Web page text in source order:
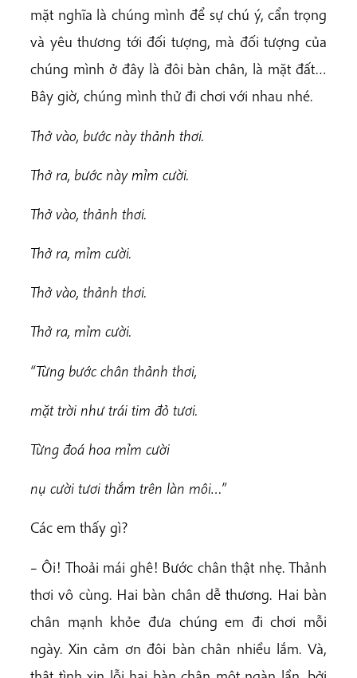
mặt nghĩa là chúng mình để sự chú ý, cẩn trọng
và yêu thương tới đối tượng, mà đối tượng của
chúng mình ở đây là đôi bàn chân, là mặt đất…
Bây giờ, chúng mình thử đi chơi với nhau nhé.
Thở vào, bước này thảnh thơi.
Thở ra, bước này mỉm cười.
Thở vào, thảnh thơi.
Thở ra, mỉm cười.
Thở vào, thảnh thơi.
Thở ra, mỉm cười.
“Từng bước chân thảnh thơi,
mặt trời như trái tim đỏ tươi.
Từng đoá hoa mỉm cười
nụ cười tươi thắm trên làn môi…”
Các em thấy gì?
– Ôi! Thoải mái ghê! Bước chân thật nhẹ. Thảnh
thơi vô cùng. Hai bàn chân dễ thương. Hai bàn
chân mạnh khỏe đưa chúng em đi chơi mỗi
ngày. Xin cảm ơn đôi bàn chân nhiều lắm. Và,